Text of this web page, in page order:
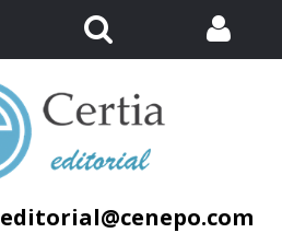
editorial@cenepo.com